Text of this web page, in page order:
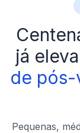
já
de pós-
Pequenas,